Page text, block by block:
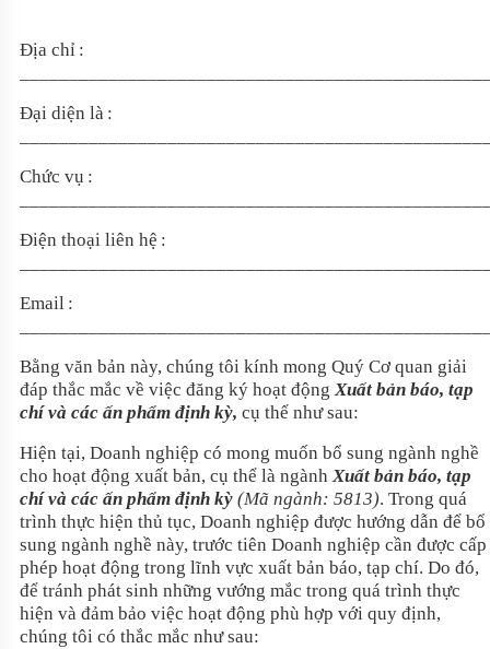
Địa chỉ :
Đại diện là :
Chức vụ :
Điện thoại liên hệ :
Email :
Bằng văn bản này, chúng tôi kính mong Quý Cơ quan giải
đáp thắc mắc về việc đăng ký hoạt độngXuất bản báo, tạp
chí và các ấn phẩm định kỳ, cụ thể như sau:
Hiện tại, Doanh nghiệp có mong muốn bổ sung ngành nghề
cho hoạt động xuất bản, cụ thể là ngànhXuất bản báo, tạp
chí và các ấn phẩm định kỳ (Mã ngành: 5813). Trong quá
trình thực hiện thủ tục, Doanh nghiệp được hướng dẫn để bổ
sung ngành nghề này, trước tiên Doanh nghiệp cần được cấp
phép hoạt động trong lĩnh vực xuất bản báo, tạp chí. Do đó,
để tránh phát sinh những vướng mắc trong quá trình thực
hiện và đảm bảo việc hoạt động phù hợp với quy định,
chúng tôi có thắc mắc như sau: